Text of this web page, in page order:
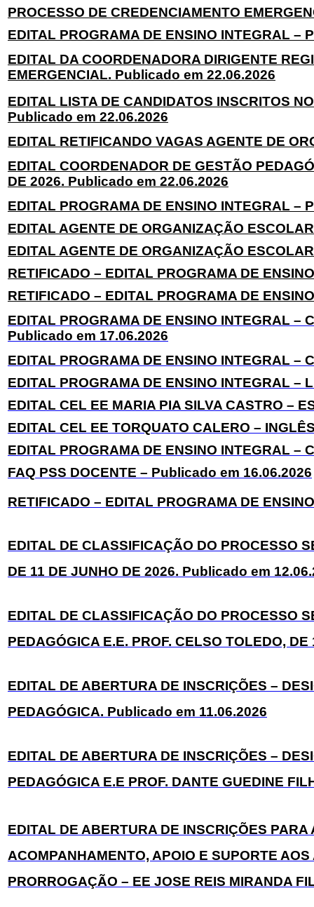
PROCESSO DE CREDENCIAMENTO
EDITAL PROGRAMA DE ENSINO INTEGRAL –
EDITAL DA COORDENADORA DIRIGENTE
EMERGENCIAL. Publicado em 22.06.2026
EDITAL LISTA DE CANDIDATOS INSCRITOS
Publicado em 22.06.2026
EDITAL RETIFICANDO VAGAS AGENTE DE
EDITAL COORDENADOR DE GESTÃO
DE 2026. Publicado em 22.06.2026
EDITAL PROGRAMA DE ENSINO INTEGRAL –
EDITAL AGENTE DE ORGANIZAÇÃO
EDITAL AGENTE DE ORGANIZAÇÃO
RETIFICADO – EDITAL PROGRAMA DE
RETIFICADO – EDITAL PROGRAMA DE
EDITAL PROGRAMA DE ENSINO INTEGRAL –
Publicado em 17.06.2026
EDITAL PROGRAMA DE ENSINO INTEGRAL –
EDITAL PROGRAMA DE ENSINO INTEGRAL –
EDITAL CEL EE MARIA PIA SILVA CASTRO –
EDITAL CEL EE TORQUATO CALERO –
EDITAL PROGRAMA DE ENSINO INTEGRAL
FAQ PSS DOCENTE – Publicado em 16.06.2026
RETIFICADO – EDITAL PROGRAMA DE
EDITAL DE CLASSIFICAÇÃO DO PROCESSO
DE 11 DE JUNHO DE 2026. Publicado em
EDITAL DE CLASSIFICAÇÃO DO PROCESSO
PEDAGÓGICA E.E. PROF. CELSO TOLEDO,
EDITAL DE ABERTURA DE INSCRIÇÕES –
PEDAGÓGICA. Publicado em 11.06.2026
EDITAL DE ABERTURA DE INSCRIÇÕES –
PEDAGÓGICA E.E PROF. DANTE GUEDINE
EDITAL DE ABERTURA DE INSCRIÇÕES
ACOMPANHAMENTO, APOIO E SUPORTE
PRORROGAÇÃO – EE JOSE REIS MIRANDA